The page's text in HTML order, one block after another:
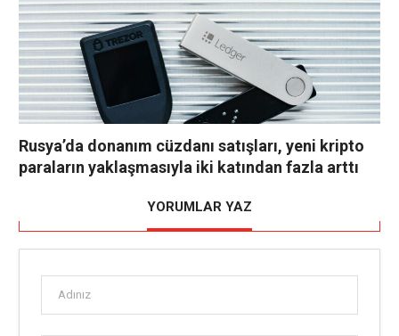
Rusya’da donanım cüzdanı satışları, yeni kripto
paraların yaklaşmasıyla iki katından fazla arttı
YORUMLAR YAZ